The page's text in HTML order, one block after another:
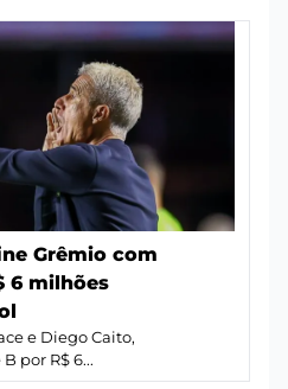
Grêmio com
6 milhões
e Diego Caito,
por R$ 6...